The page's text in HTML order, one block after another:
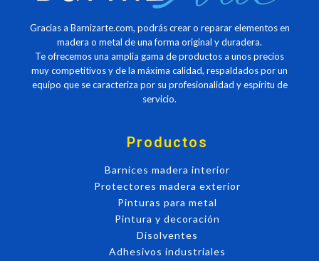
Gracias a Barnizarte.com, podrás crear o reparar elementos en
madera o metal de una forma original y duradera.
Te ofrecemos una amplia gama de productos a unos precios
muy competitivos y de la máxima calidad, respaldados por un
equipo que se caracteriza por su profesionalidad y espíritu de
servicio.
Productos
Barnices madera interior
Protectores madera exterior
Pinturas para metal
Pintura y decoración
Disolventes
Adhesivos industriales